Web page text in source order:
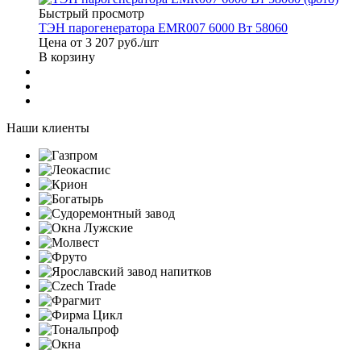
Быстрый просмотр
ТЭН парогенератора EMR007 6000 Вт 58060
Цена от 3 207 руб./шт
В корзину
Наши клиенты